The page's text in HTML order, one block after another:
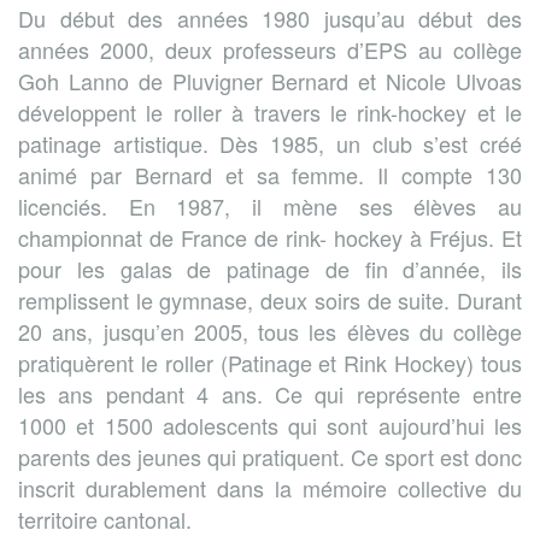
Du début des années 1980 jusqu’au début des
années 2000, deux professeurs d’EPS au collège
Goh Lanno de Pluvigner Bernard et Nicole Ulvoas
développent le roller à travers le rink-hockey et le
patinage artistique. Dès 1985, un club s’est créé
animé par Bernard et sa femme. Il compte 130
licenciés. En 1987, il mène ses élèves au
championnat de France de rink- hockey à Fréjus. Et
pour les galas de patinage de fin d’année, ils
remplissent le gymnase, deux soirs de suite. Durant
20 ans, jusqu’en 2005, tous les élèves du collège
pratiquèrent le roller (Patinage et Rink Hockey) tous
les ans pendant 4 ans. Ce qui représente entre
1000 et 1500 adolescents qui sont aujourd’hui les
parents des jeunes qui pratiquent. Ce sport est donc
inscrit durablement dans la mémoire collective du
territoire cantonal.